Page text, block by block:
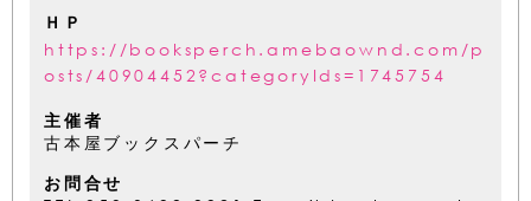
ＨＰ
https://booksperch.amebaownd.com/p
osts/40904452?categoryIds=1745754
主催者
古本屋ブックスパーチ
お問合せ